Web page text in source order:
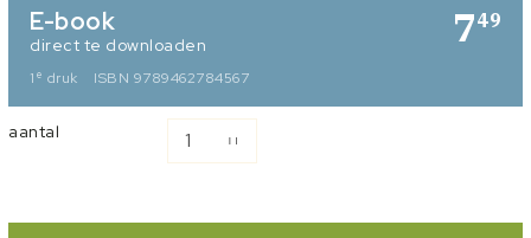
749
E-book
direct te downloaden
1 e druk ISBN 9789462784567
aantal